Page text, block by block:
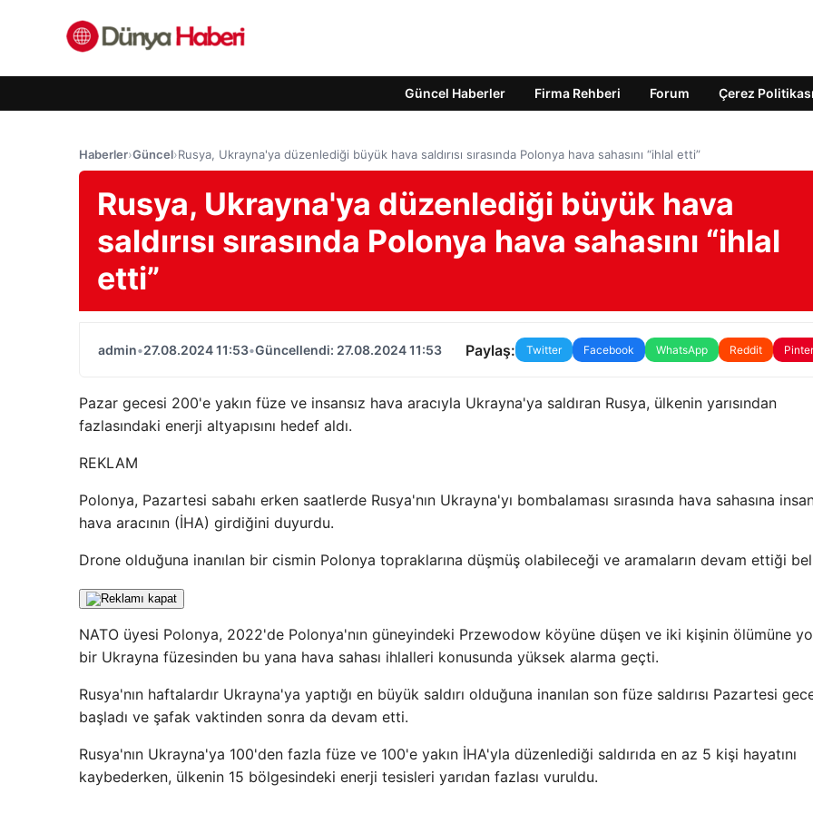
Güncel Haberler Firma Rehberi Forum Çerez Politikası
Haberler›Güncel›Rusya, Ukrayna'ya düzenlediği büyük hava saldırısı sırasında Polonya hava sahasını “ihlal etti”
Rusya, Ukrayna'ya düzenlediği büyük hava
saldırısı sırasında Polonya hava sahasını “ihlal
etti”
admin•27.08.2024 11:53•Güncellendi: 27.08.2024 11:53 Paylaş: Twitter Facebook WhatsApp Reddit
Pazar gecesi 200'e yakın füze ve insansız hava aracıyla Ukrayna'ya saldıran Rusya, ülkenin yarısından
fazlasındaki enerji altyapısını hedef aldı.
REKLAM
Polonya, Pazartesi sabahı erken saatlerde Rusya'nın Ukrayna'yı bombalaması sırasında hava sahasına
hava aracının (İHA) girdiğini duyurdu.
Drone olduğuna inanılan bir cismin Polonya topraklarına düşmüş olabileceği ve aramaların devam ettiği
NATO üyesi Polonya, 2022'de Polonya'nın güneyindeki Przewodow köyüne düşen ve iki kişinin ölümüne
bir Ukrayna füzesinden bu yana hava sahası ihlalleri konusunda yüksek alarma geçti.
Rusya'nın haftalardır Ukrayna'ya yaptığı en büyük saldırı olduğuna inanılan son füze saldırısı Pazartesi gece
başladı ve şafak vaktinden sonra da devam etti.
Rusya'nın Ukrayna'ya 100'den fazla füze ve 100'e yakın İHA'yla düzenlediği saldırıda en az 5 kişi hayatını
kaybederken, ülkenin 15 bölgesindeki enerji tesisleri yarıdan fazlası vuruldu.